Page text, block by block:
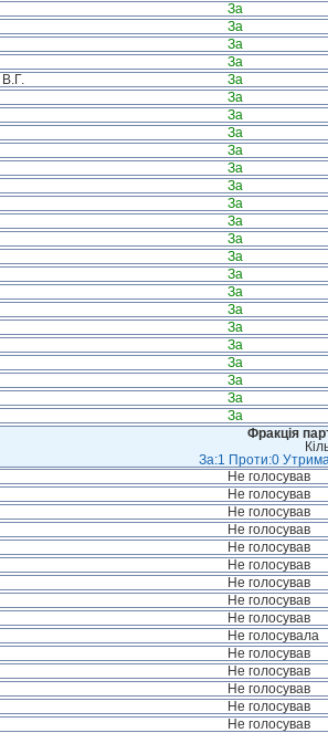
За
За
За
За
За
За
За
За
За
За
За
За
За
За
За
За
За
За
За
За
За
За
За
За
Фракція
За:1 Проти:0
Не голосував
Не голосував
Не голосував
Не голосував
Не голосував
Не голосував
Не голосував
Не голосував
Не голосував
Не голосувала
Не голосував
Не голосував
Не голосував
Не голосував
Не голосував